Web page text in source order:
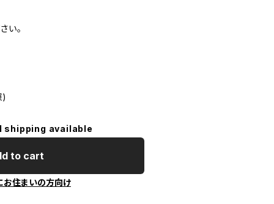
い。
)
shipping available
to cart
お住まいの方向け